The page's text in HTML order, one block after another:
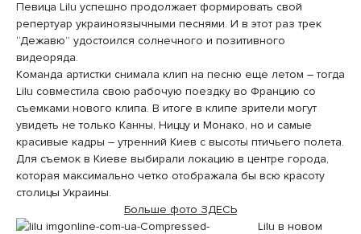
Певица Lilu успешно продолжает формировать свой
репертуар украиноязычными песнями. И в этот раз трек
“Дежавю” удостоился солнечного и позитивного
видеоряда.
Команда артистки снимала клип на песню еще летом – тогда
Lilu совместила свою рабочую поездку во Францию со
съемками нового клипа. В итоге в клипе зрители могут
увидеть не только Канны, Ниццу и Монако, но и самые
красивые кадры – утренний Киев с высоты птичьего полета.
Для съемок в Киеве выбирали локацию в центре города,
которая максимально четко отображала бы всю красоту
столицы Украины.
Больше фото ЗДЕСЬ
Lilu в новом